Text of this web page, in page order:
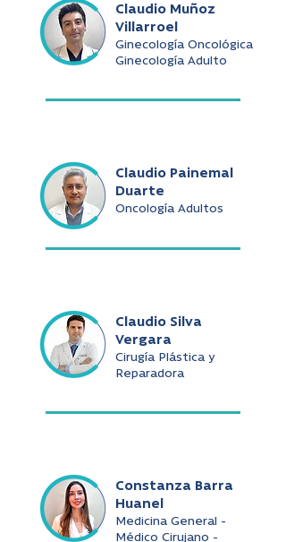
Claudio Muñoz
Villarroel
Ginecología Oncológica
Ginecología Adulto
Claudio Painemal
Duarte
Oncología Adultos
Claudio Silva
Vergara
Cirugía Plástica y
Reparadora
Constanza Barra
Huanel
Medicina General -
Médico Cirujano -